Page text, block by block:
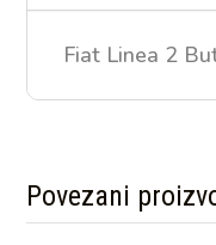
Fiat Linea 2
Povezani